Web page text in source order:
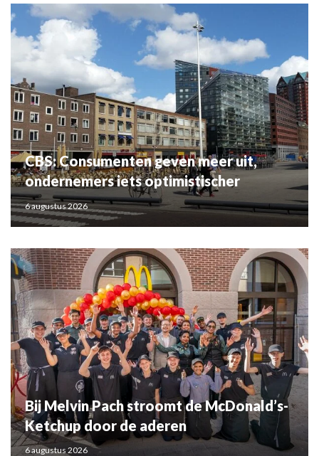
CBS: Consumenten geven meer uit,
ondernemers iets optimistischer
6 augustus 2026
Bij Melvin Pach stroomt de McDonald’s-
Ketchup door de aderen
6 augustus 2026